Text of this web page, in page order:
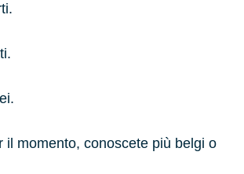
il momento, conoscete più belgi o